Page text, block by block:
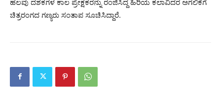
ಹಲವು ದಶಕಗಳ ಕಾಲ ಪ್ರೇಕ್ಷಕರನ್ನು ರಂಜಿಸಿದ್ದ ಹಿರಿಯ ಕಲಾವಿದರ ಅಗಲಿಕೆಗೆ
ಚಿತ್ರರಂಗದ ಗಣ್ಯರು ಸಂತಾಪ ಸೂಚಿಸಿದ್ದಾರೆ.